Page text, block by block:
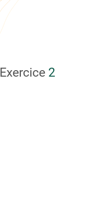
Exercice 2